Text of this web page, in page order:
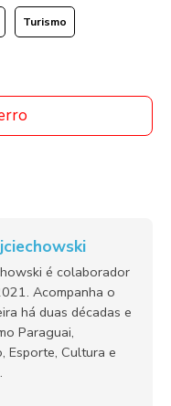
Turismo
é colaborador
Acompanha o
há duas décadas e
Paraguai,
Esporte, Cultura e